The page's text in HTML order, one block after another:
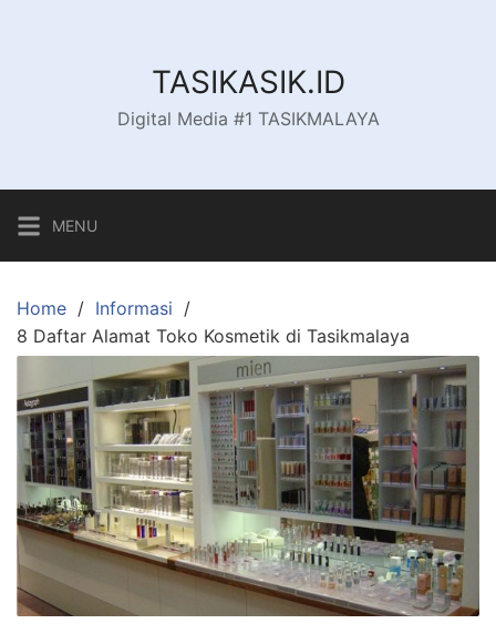
TASIKASIK.ID
Digital Media #1 TASIKMALAYA
MENU
Home
Informasi
8 Daftar Alamat Toko Kosmetik di Tasikmalaya